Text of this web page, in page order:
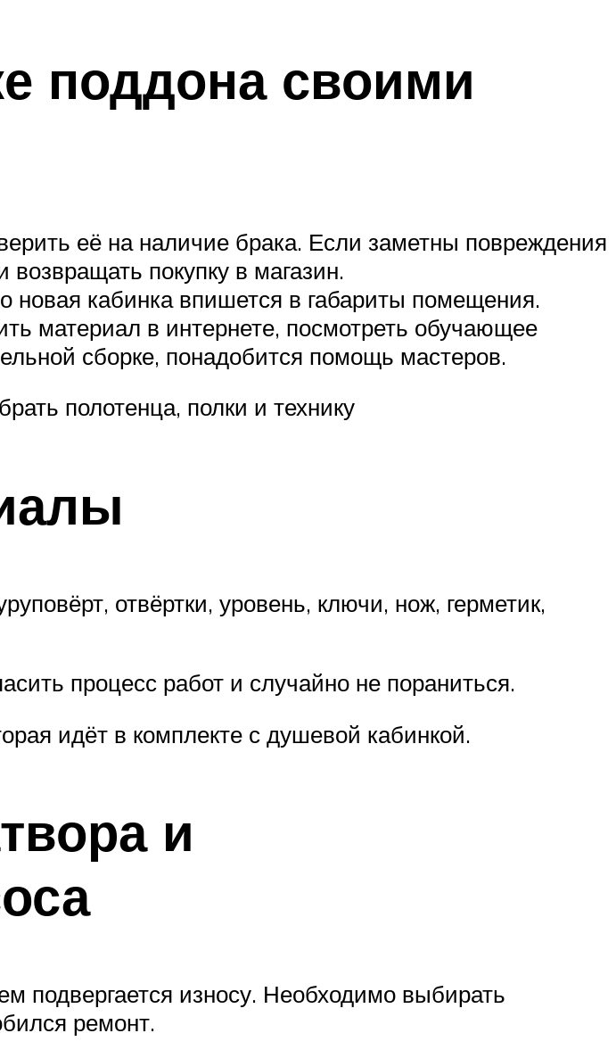
поддона своими
её на наличие брака. Если заметны повреждения
покупку в магазин.
новая кабинка впишется в габариты помещения.
материал в интернете, посмотреть обучающее
сборке, понадобится помощь мастеров.
полотенца, полки и технику
отвёртки, уровень, ключи, нож, герметик,
процесс работ и случайно не пораниться.
идёт в комплекте с душевой кабинкой.
и
подвергается износу. Необходимо выбирать
ремонт.